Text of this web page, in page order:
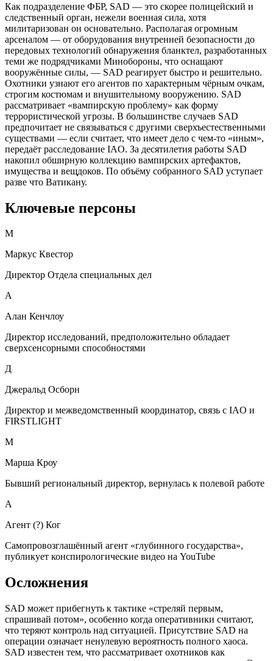
Как подразделение ФБР, SAD — это скорее полицейский и
следственный орган, нежели военная сила, хотя
милитаризован он основательно. Располагая огромным
арсеналом — от оборудования внутренней безопасности до
передовых технологий обнаружения бланктел, разработанных
теми же подрядчиками Минобороны, что оснащают
вооружённые силы, — SAD реагирует быстро и решительно.
Охотники узнают его агентов по характерным чёрным очкам,
строгим костюмам и внушительному вооружению. SAD
рассматривает «вампирскую проблему» как форму
террористической угрозы. В большинстве случаев SAD
предпочитает не связываться с другими сверхъестественными
существами — если считает, что имеет дело с чем-то «иным»,
передаёт расследование IAO. За десятилетия работы SAD
накопил обширную коллекцию вампирских артефактов,
имущества и вещдоков. По объёму собранного SAD уступает
разве что Ватикану.
Ключевые персоны
М
Маркус Квестор
Директор Отдела специальных дел
А
Алан Кенчлоу
Директор исследований, предположительно обладает
сверхсенсорными способностями
Д
Джеральд Осборн
Директор и межведомственный координатор, связь с IAO и
FIRSTLIGHT
М
Марша Кроу
Бывший региональный директор, вернулась к полевой работе
А
Агент (?) Ког
Самопровозглашённый агент «глубинного государства»,
публикует конспирологические видео на YouTube
Осложнения
SAD может прибегнуть к тактике «стреляй первым,
спрашивай потом», особенно когда оперативники считают,
что теряют контроль над ситуацией. Присутствие SAD на
операции означает ненулевую вероятность полного хаоса.
SAD известен тем, что рассматривает охотников как